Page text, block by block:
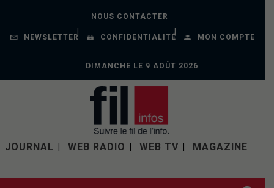
NOUS CONTACTER
NEWSLETTER CONFIDENTIALITÉ MON COMPTE
DIMANCHE LE 9 AOÛT 2026
JOURNAL WEB RADIO WEB TV MAGAZINE